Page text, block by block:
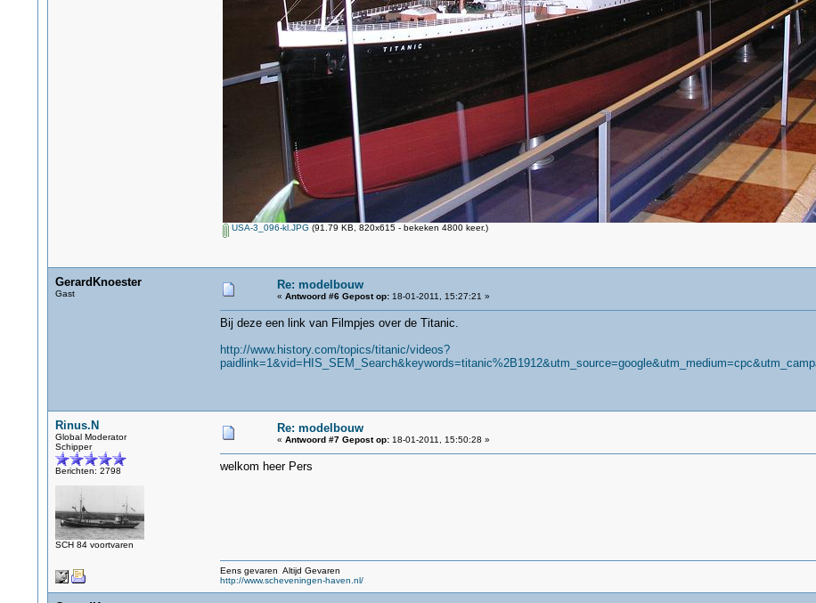
USA-3_096-kl.JPG (91.79 KB, 820x615 - bekeken 4800 keer.)
GerardKnoester
Gast
Re: modelbouw
« Antwoord #6 Gepost op:18-01-2011, 15:27:21 »
Bij deze een link van Filmpjes over de Titanic.
http://www.history.com/topics/titanic/videos?
Rinus.N
Global Moderator
Schipper
Berichten: 2798
SCH 84 voortvaren
Re: modelbouw
« Antwoord #7 Gepost op:18-01-2011, 15:50:28 »
welkom heer Pers
Eens gevaren Altijd Gevaren
http://www.scheveningen-haven.nl/